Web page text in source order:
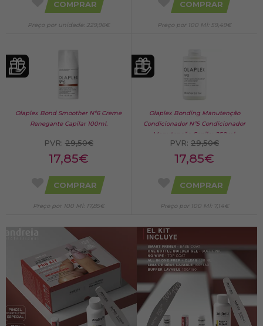
COMPRAR
Preço por unidade: 229,96€
COMPRAR
Preço por 100 Ml: 59,49€
Olaplex Bond Smoother Nº6 Creme
Renegante Capilar 100ml.
PVR:29,50€
17,85€
COMPRAR
Preço por 100 Ml: 17,85€
Olaplex Bonding Manutenção
Condicionador Nº5 Condicionador
Manutenção Capilar 250ml.
PVR: 29,50€
17,85€
COMPRAR
Preço por 100 Ml: 7,14€